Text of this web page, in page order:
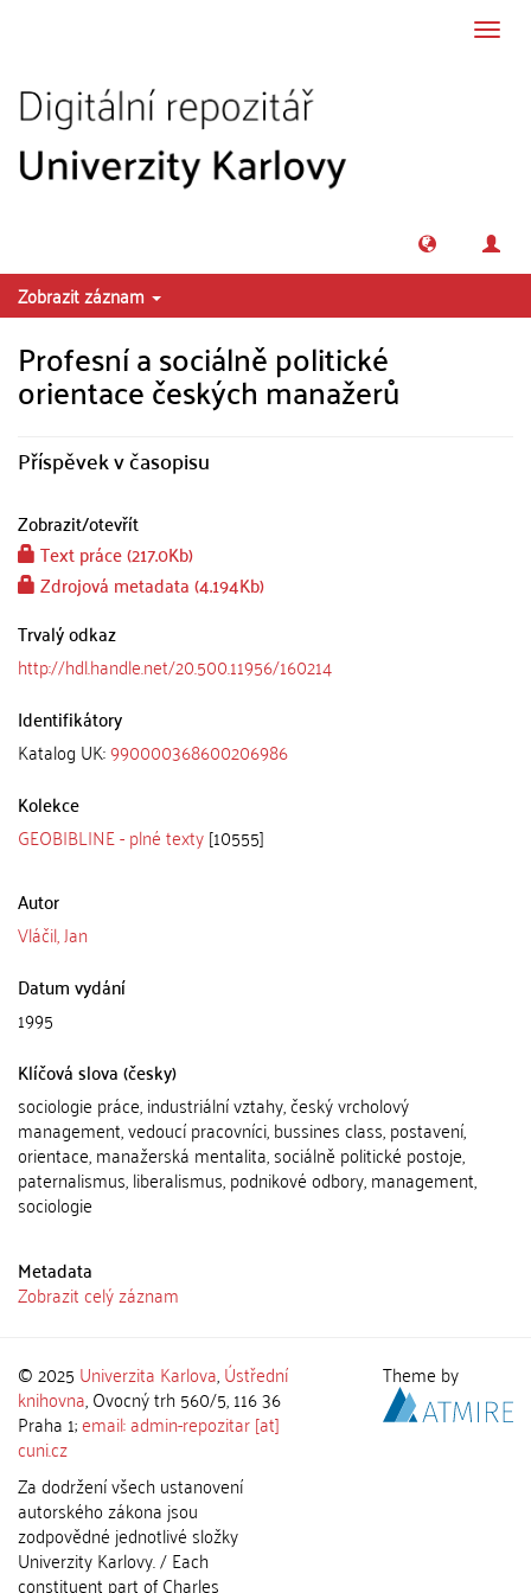
Zobrazit záznam
Profesní a sociálně politické
orientace českých manažerů
Příspěvek v časopisu
Zobrazit/otevřít
Text práce (217.0Kb)
Zdrojová metadata (4.194Kb)
Trvalý odkaz
http://hdl.handle.net/20.500.11956/160214
Identifikátory
Katalog UK:990000368600206986
Kolekce
GEOBIBLINE - plné texty[10555]
Autor
Vláčil, Jan
Datum vydání
1995
Klíčová slova (česky)
sociologie práce, industriální vztahy, český vrcholový
management, vedoucí pracovníci, bussines class, postavení,
orientace, manažerská mentalita, sociálně politické postoje,
paternalismus, liberalismus, podnikové odbory, management,
sociologie
Metadata
Zobrazit celý záznam
© 2025 Univerzita Karlova,Ústřední
knihovna, Ovocný trh 560/5, 116 36
Praha 1;email: admin-repozitar [at]
cuni.cz
Za dodržení všech ustanovení
autorského zákona jsou
zodpovědné jednotlivé složky
Univerzity Karlovy. / Each
constituent part of Charles
Theme by